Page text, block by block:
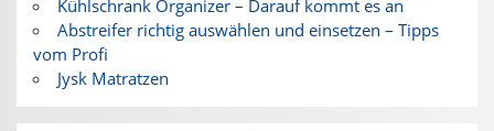
Kühlschrank Organizer – Darauf kommt es an
Abstreifer richtig auswählen und einsetzen – Tipps
vom Profi
Jysk Matratzen